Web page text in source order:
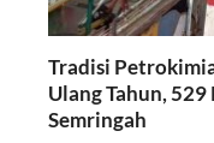
Tradisi
Ulang Tahun,
Semringah